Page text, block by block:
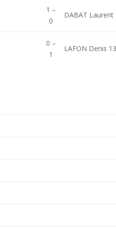
1 –
0
DABAT Laurent
0 –
1
LAFON Denis